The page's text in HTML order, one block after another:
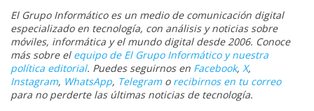
El Grupo Informático es un medio de comunicación digital
especializado en tecnología, con análisis y noticias sobre
móviles, informática y el mundo digital desde 2006. Conoce
más sobre el equipo de El Grupo Informático y nuestra
política editorial. Puedes seguirnos en Facebook, X,
Instagram, WhatsApp, Telegramo recibirnos en tu correo
para no perderte las últimas noticias de tecnología.